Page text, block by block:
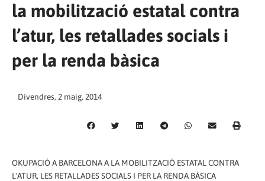
la mobilització estatal contra
l’atur, les retallades socials i
per la renda bàsica
Divendres, 2 maig, 2014
OKUPACIÓ A BARCELONA A LA MOBILITZACIÓ ESTATAL CONTRA
L'ATUR, LES RETALLADES SOCIALS I PER LA RENDA BÀSICA